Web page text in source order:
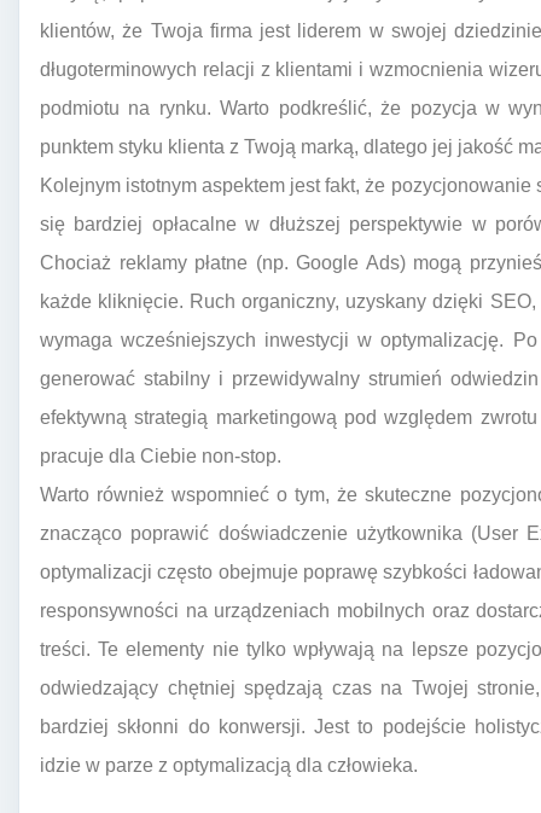
klientów, że Twoja firma jest liderem w swojej
długoterminowych relacji z klientami i wzmocnienia
podmiotu na rynku. Warto podkreślić, że pozycja w
punktem styku klienta z Twoją marką, dlatego jej jakość
Kolejnym istotnym aspektem jest fakt, że
się bardziej opłacalne w dłuższej perspektywie w
Chociaż reklamy płatne (np. Google Ads) mogą
każde kliknięcie. Ruch organiczny, uzyskany dzięki
wymaga wcześniejszych inwestycji w optymalizację.
generować stabilny i przewidywalny strumień
efektywną strategią marketingową pod względem
pracuje dla Ciebie non-stop.
Warto również wspomnieć o tym, że skuteczne
znacząco poprawić doświadczenie użytkownika (User
optymalizacji często obejmuje poprawę szybkości
responsywności na urządzeniach mobilnych oraz
treści. Te elementy nie tylko wpływają na lepsze
odwiedzający chętniej spędzają czas na Twojej
bardziej skłonni do konwersji. Jest to podejście
idzie w parze z optymalizacją dla człowieka.